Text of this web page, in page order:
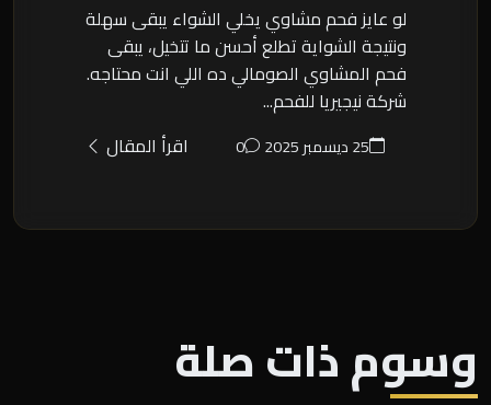
لو عايز فحم مشاوي يخلي الشواء يبقى سهلة
ونتيجة الشواية تطلع أحسن ما تتخيل، يبقى
فحم المشاوي الصومالي ده اللي انت محتاجه.
شركة نيجيريا للفحم...
25 ديسمبر 2025 0 اقرأ المقال
وسوم ذات صلة